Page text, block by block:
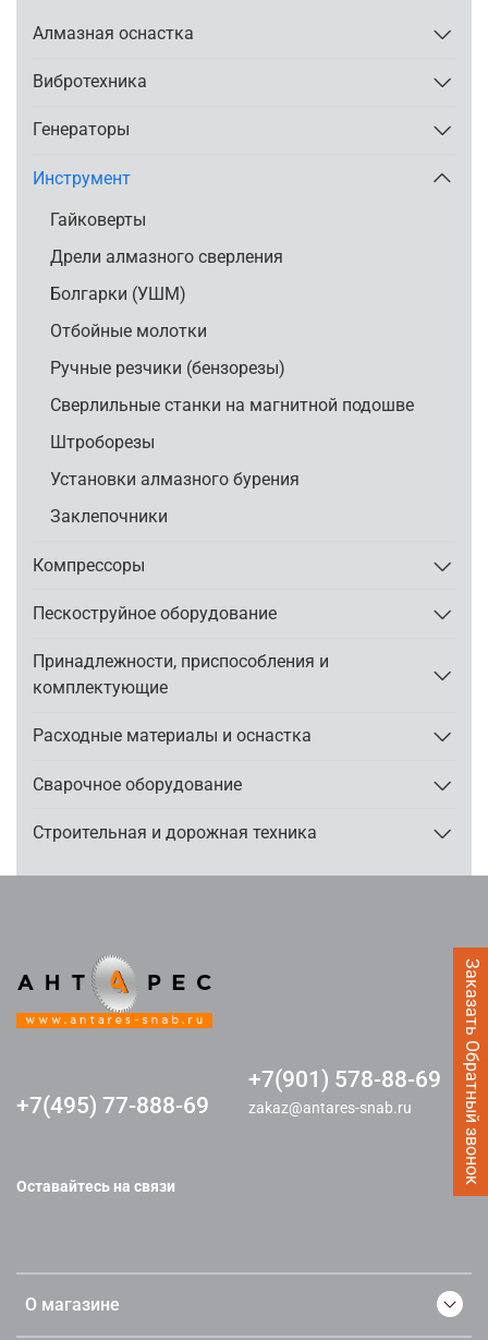
Заказать Обратный звонок
Алмазная оснастка
Вибротехника
Генераторы
Инструмент
Гайковерты
Дрели алмазного сверления
Болгарки (УШМ)
Отбойные молотки
Ручные резчики (бензорезы)
Сверлильные станки на магнитной подошве
Штроборезы
Установки алмазного бурения
Заклепочники
Компрессоры
Пескоструйное оборудование
Принадлежности, приспособления и
комплектующие
Расходные материалы и оснастка
Сварочное оборудование
Строительная и дорожная техника
О магазине
+7(495) 77-888-69
+7(901) 578-88-69
zakaz@antares-snab.ru
Оставайтесь на связи